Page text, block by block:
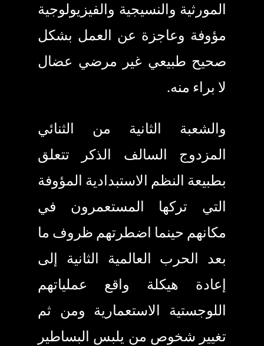
المورثية والنسيجية والفيزيولوجية
مؤوفة وعاجزة عن العمل بشكل
صحيح طبيعي غير مرضي عضال
لا براء منه.
والشعبة الثانية من الثنائي
المزدوج السالف الذكر تتعلق
بطبيعة النظم الاستبدادية المؤوفة
التي تركها المستعمرون في
مكانهم حينما اضطرتهم ظروف ما
بعد الحرب العالمية الثانية إلى
إعادة هيكلة واقع عملياتهم
اللوجستية الاستعمارية ومن ثم
تغيير شخوص من يلبس البساطير